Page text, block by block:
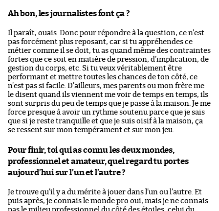
Ah bon, les journalistes font ça ?
Il paraît, ouais. Donc pour répondre à la question, ce n’est
pas forcément plus reposant, car si tu appréhendes ce
métier comme il se doit, tu as quand même des contraintes
fortes que ce soit en matière de pression, d’implication, de
gestion du corps, etc. Si tu veux véritablement être
performant et mettre toutes les chances de ton côté, ce
n’est pas si facile. D’ailleurs, mes parents ou mon frère me
le disent quand ils viennent me voir de temps en temps, ils
sont surpris du peu de temps que je passe à la maison. Je me
force presque à avoir un rythme soutenu parce que je sais
que si je reste tranquille et que je suis oisif à la maison, ça
se ressent sur mon tempérament et sur mon jeu.
Pour finir, toi qui as connu les deux mondes,
professionnel et amateur, quel regard tu portes
aujourd’hui sur l’un et l’autre ?
Je trouve qu’il y a du mérite à jouer dans l’un ou l’autre. Et
puis après, je connais le monde pro oui, mais je ne connais